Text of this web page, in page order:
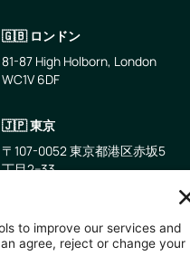
🇬🇧 ロンドン
81-87 High Holborn, London
WC1V 6DF
🇯🇵 東京
〒107-0052 東京都港区赤坂5
丁目2−33